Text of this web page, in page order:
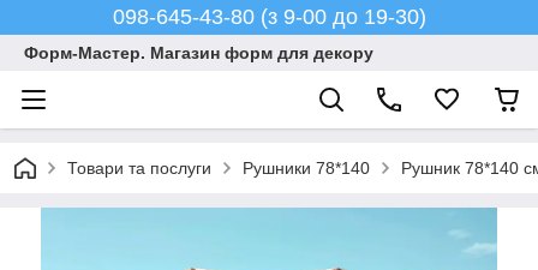
098-645-43-80 (з 9-00 до 19-30)
Форм-Мастер. Магазин форм для декору
Товари та послуги Рушники 78*140 Рушник 78*140